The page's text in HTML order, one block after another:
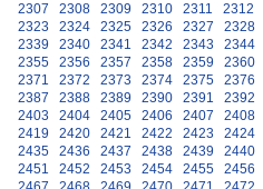
2307
2308 2309 2310 2311 2312
2323
2324 2325 2326 2327 2328
2339
2340 2341 2342 2343 2344
2355
2356 2357 2358 2359 2360
2371
2372 2373 2374 2375 2376
2387
2388 2389 2390 2391 2392
2403
2404 2405 2406 2407 2408
2419
2420 2421 2422 2423 2424
2435
2436 2437 2438 2439 2440
2451
2452 2453 2454 2455 2456